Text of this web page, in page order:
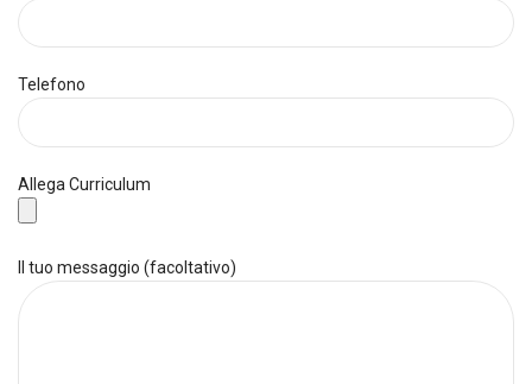
Telefono
Allega Curriculum
Il tuo messaggio (facoltativo)